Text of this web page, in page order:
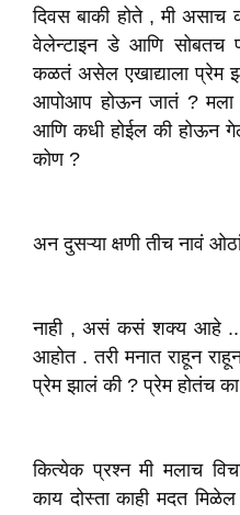
दिवस बाकी होते , मी
वेलेन्टाइन डे आणि
कळतं असेल एखाद्याला प्रेम
आपोआप होऊन जातं ?
आणि कधी होईल की होऊन
कोण ?
अन दुसऱ्या क्षणी तीच नावं
नाही , असं कसं शक्य आहे ...
आहोत . तरी मनात राहून
प्रेम झालं की ? प्रेम होतंच
कित्येक प्रश्न मी मलाच
काय दोस्ता काही मदत